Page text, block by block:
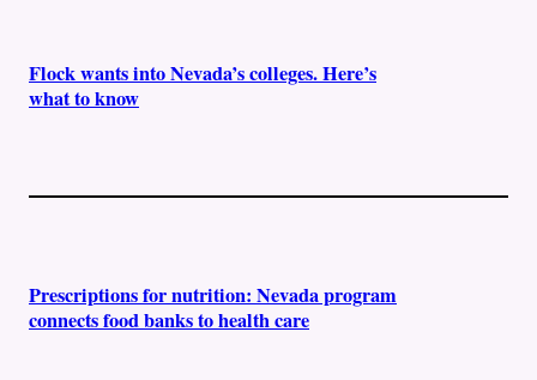
Flock wants into Nevada’s colleges. Here’s
what to know
Prescriptions for nutrition: Nevada program
connects food banks to health care